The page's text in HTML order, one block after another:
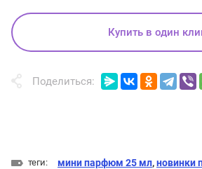
Купить в один
Поделиться:
теги: мини парфюм 25 мл,новинки